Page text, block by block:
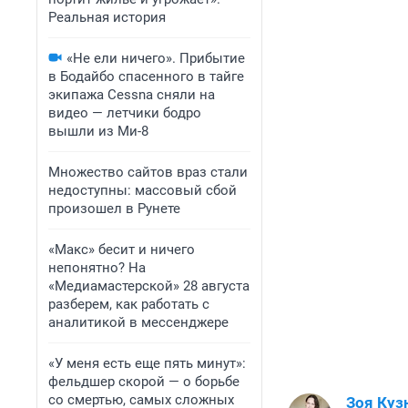
Реальная история
«Не ели ничего». Прибытие
в Бодайбо спасенного в тайге
экипажа Cessna сняли на
видео — летчики бодро
вышли из Ми-8
Множество сайтов враз стали
недоступны: массовый сбой
произошел в Рунете
«Макс» бесит и ничего
непонятно? На
«Медиамастерской» 28 августа
разберем, как работать с
аналитикой в мессенджере
«У меня есть еще пять минут»:
фельдшер скорой — о борьбе
со смертью, самых сложных
Зоя